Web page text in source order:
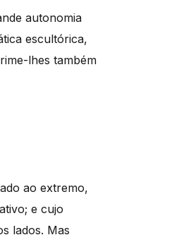
autonomia
escultórica,
lhes também
ao extremo,
e cujo
lados. Mas